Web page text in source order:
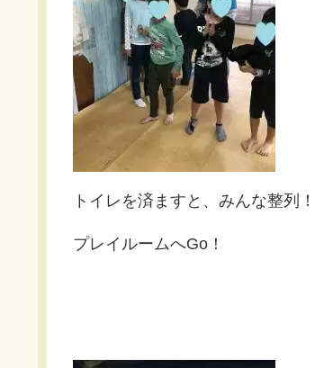
トイレを済ますと、みんな整列！
プレイルームへGo！